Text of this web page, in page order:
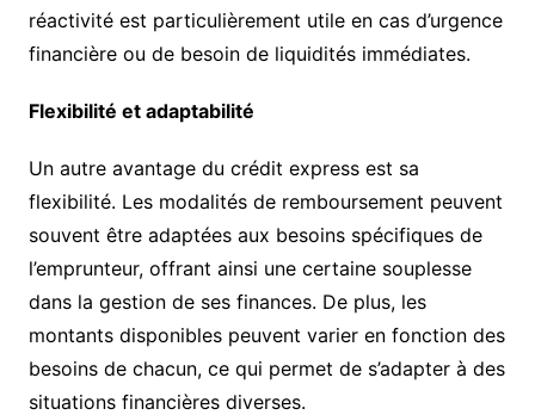
réactivité est particulièrement utile en cas d’urgence
financière ou de besoin de liquidités immédiates.
Flexibilité et adaptabilité
Un autre avantage du crédit express est sa
flexibilité. Les modalités de remboursement peuvent
souvent être adaptées aux besoins spécifiques de
l’emprunteur, offrant ainsi une certaine souplesse
dans la gestion de ses finances. De plus, les
montants disponibles peuvent varier en fonction des
besoins de chacun, ce qui permet de s’adapter à des
situations financières diverses.